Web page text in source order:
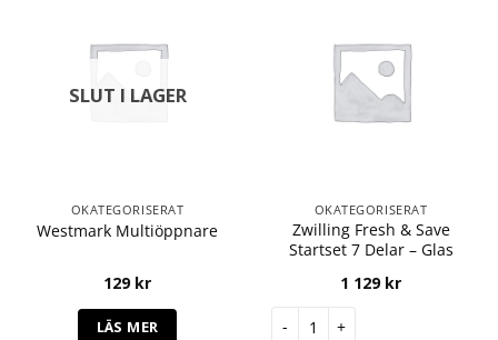
SLUT I LAGER
OKATEGORISERAT
Westmark Multiöppnare
129 kr
LÄS MER
OKATEGORISERAT
Zwilling Fresh & Save
Startset 7 Delar – Glas
1 129 kr